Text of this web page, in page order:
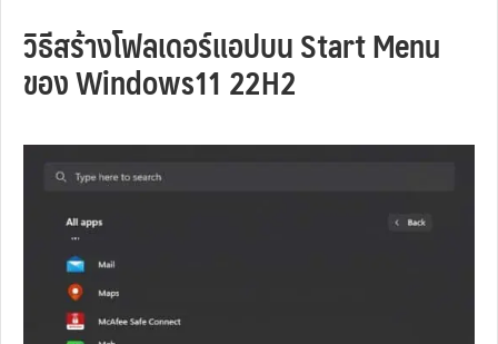
วิธีสร้างโฟลเดอร์แอปบน Start Menu
ของ Windows11 22H2